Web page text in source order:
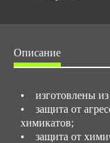
Описание
• изготовлены из
• защита от
химикатов;
• защита от